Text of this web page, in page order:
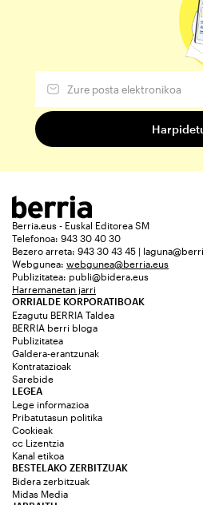
Berria.eus - Euskal Editorea SM
Telefonoa: 943 30 40 30
Bezero arreta: 943 30 43 45 |
Webgunea: webgunea@berria.eus
Publizitatea: publi@bidera.eus
Harremanetan jarri
ORRIALDE KORPORATIBOAK
Ezagutu BERRIA Taldea
BERRIA berri bloga
Publizitatea
Galdera-erantzunak
Kontratazioak
Sarebide
LEGEA
Lege informazioa
Pribatutasun politika
Cookieak
cc Lizentzia
Kanal etikoa
BESTELAKO ZERBITZUAK
Bidera zerbitzuak
Midas Media